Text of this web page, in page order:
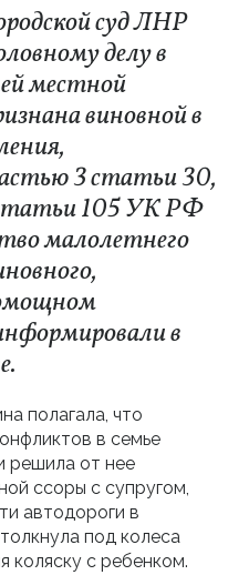
суд ЛНР
делу в
местной
виновной в
3 статьи 30,
105 УК РФ
малолетнего
в
полагала, что
в семье
решила от нее
ссоры с супругом,
автодороги в
под колеса
коляску с ребенком.